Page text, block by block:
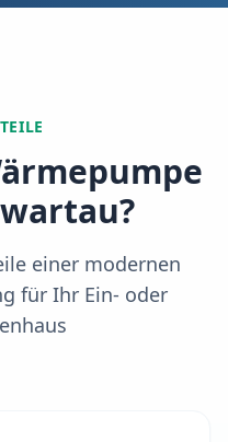
?
einer modernen
für Ihr Ein- oder